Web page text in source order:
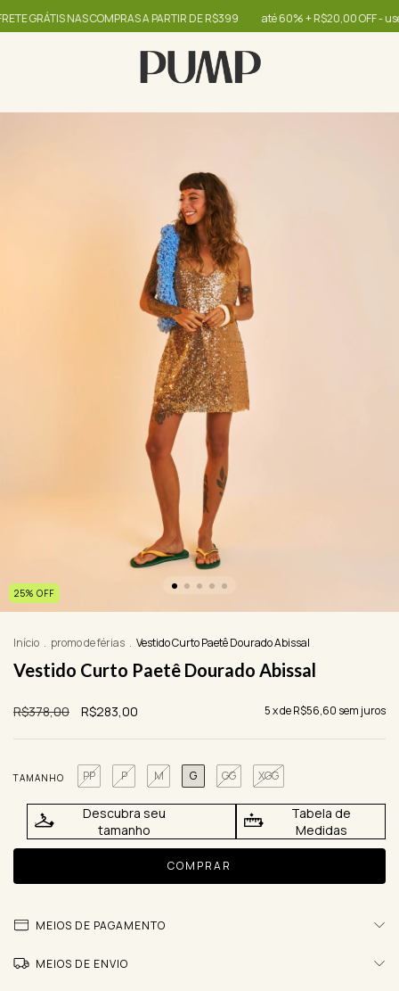
NAS COMPRAS A PARTIR DE R$399 até 60% + R$20,00 OFF - use o
25% OFF
Início . promo de férias . Vestido Curto Paetê Dourado Abissal
Vestido Curto Paetê Dourado Abissal
R$378,00 R$283,00 5x deR$56,60 sem juros
TAMANHO PP P M G GG XGG
Descubra seu
tamanho
Tabela de
Medidas
MEIOS DE PAGAMENTO
MEIOS DE ENVIO